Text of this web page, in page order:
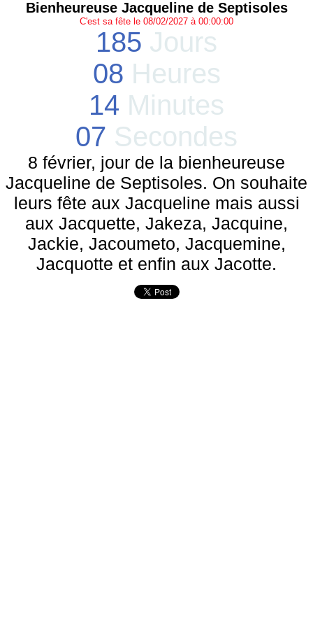
Bienheureuse Jacqueline de Septisoles
C'est sa fête le 08/02/2027 à 00:00:00
185 Jours
08 Heures
14 Minutes
07 Secondes
8 février, jour de la bienheureuse
Jacqueline de Septisoles. On souhaite
leurs fête aux Jacqueline mais aussi
aux Jacquette, Jakeza, Jacquine,
Jackie, Jacoumeto, Jacquemine,
Jacquotte et enfin aux Jacotte.